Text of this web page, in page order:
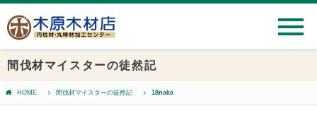
間伐材マイスターの徒然記
HOME 間伐材マイスターの徒然記 18naka